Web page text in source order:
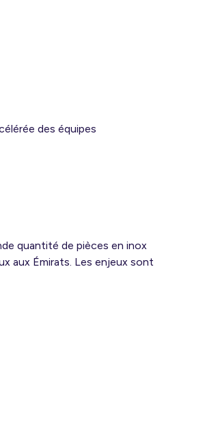
des équipes
quantité de pièces en inox
aux Émirats. Les enjeux sont